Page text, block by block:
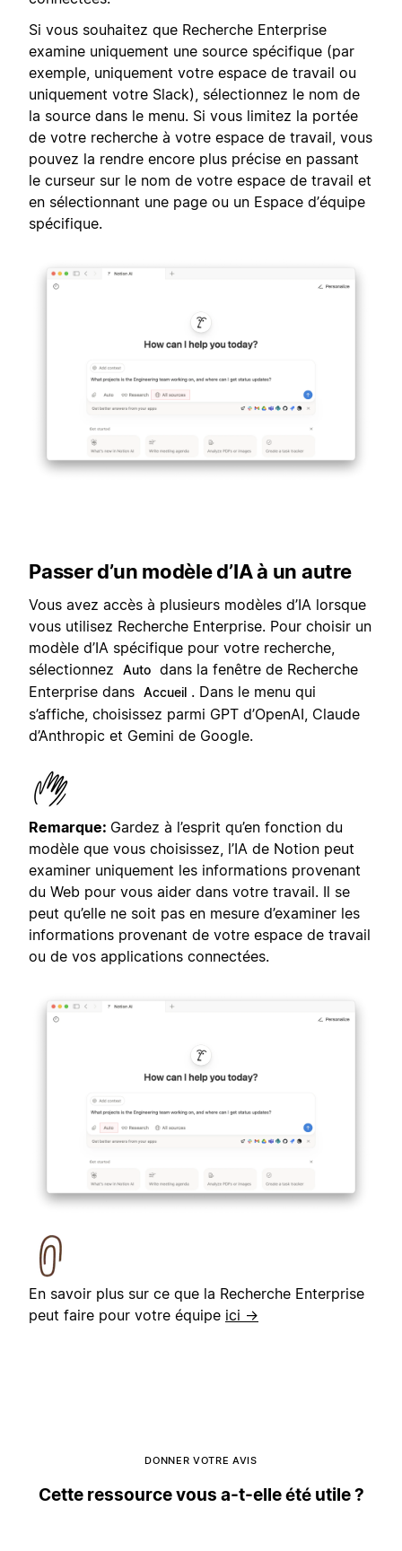
Si vous souhaitez que Recherche Enterprise
examine uniquement une source spécifique (par
exemple, uniquement votre espace de travail ou
uniquement votre Slack), sélectionnez le nom de
la source dans le menu. Si vous limitez la portée
de votre recherche à votre espace de travail, vous
pouvez la rendre encore plus précise en passant
le curseur sur le nom de votre espace de travail et
en sélectionnant une page ou un Espace d’équipe
spécifique.
Passer d’un modèle d’IA à un autre
Vous avez accès à plusieurs modèles d’IA lorsque
vous utilisez Recherche Enterprise. Pour choisir un
modèle d’IA spécifique pour votre recherche,
sélectionnez
Auto dans la fenêtre de Recherche
Enterprise dans Accueil . Dans le menu qui
s’affiche, choisissez parmi GPT d’OpenAI, Claude
d’Anthropic et Gemini de Google.
Remarque: Gardez à l’esprit qu’en fonction du
modèle que vous choisissez, l’IA de Notion peut
examiner uniquement les informations provenant
du Web pour vous aider dans votre travail. Il se
peut qu’elle ne soit pas en mesure d’examiner les
informations provenant de votre espace de travail
ou de vos applications connectées.
En savoir plus sur ce que la Recherche Enterprise
peut faire pour votre équipe ici →
DONNER VOTRE AVIS
Cette ressource vous a-t-elle été utile ?